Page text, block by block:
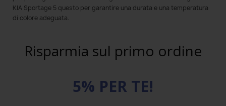
KIA Sportage 5 questo per garantire una durata e una temperatura
di colore adeguata.
Risparmia sul primo ordine
5% PER TE!